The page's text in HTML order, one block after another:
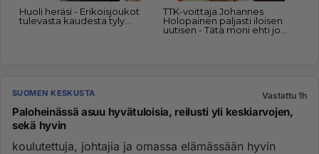
SUOMEN KESKUSTA Vastattu 1h
Paloheinässä asuu hyvätuloisia, reilusti yli keskiarvojen,
sekä hyvin
koulutettuja, johtajia ja omassa elämässään hyvin